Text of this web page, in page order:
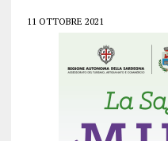
11 OTTOBRE 2021